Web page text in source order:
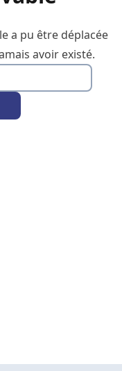
a pu être déplacée
avoir existé.